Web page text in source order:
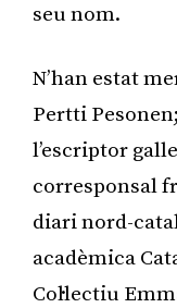
seu nom.
N’han estat
Pertti
l’escriptor
corresponsal
diari nord-
acadèmica
Col·lectiu